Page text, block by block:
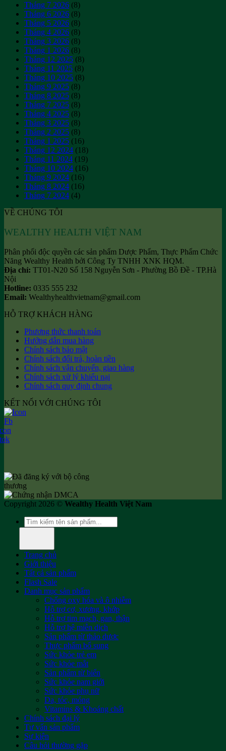
Tháng 7 2026 (8)
Tháng 6 2026 (8)
Tháng 5 2026 (8)
Tháng 4 2026 (8)
Tháng 3 2026 (8)
Tháng 1 2026 (8)
Tháng 12 2025 (8)
Tháng 11 2025 (8)
Tháng 10 2025 (8)
Tháng 9 2025 (8)
Tháng 8 2025 (8)
Tháng 7 2025 (8)
Tháng 4 2025 (8)
Tháng 3 2025 (8)
Tháng 2 2025 (8)
Tháng 1 2025 (16)
Tháng 12 2024 (18)
Tháng 11 2024 (19)
Tháng 10 2024 (16)
Tháng 9 2024 (16)
Tháng 8 2024 (16)
Tháng 7 2024 (4)
VỀ CHÚNG TÔI
WEALTHY HEALTH VIỆT NAM
Phân phối độc quyền các sản phẩm Dược Phẩm, Thực Phẩm Chức
Năng Wealthy Health bởi Công Ty TNHH XNK HQM.
Địa chỉ: TT01-N20 Số 158 Nguyễn Sơn - Phường Bồ Đề - TP.Hà
Nội
Hotline: 0335 555 232
Email: Wealthyhealthvietnam@gmail.com
HỖ TRỢ KHÁCH HÀNG
Phương thức thanh toán
Hướng dẫn mua hàng
Chính sách bảo mật
Chính sách đổi trả, hoàn tiền
Chính sách vận chuyển, giao hàng
Chính sách xử lý khiếu nại
Chính sách quy định chung
KẾT NỐI VỚI CHÚNG TÔI
Copyright 2026 © Wealthy Health Việt Nam
Tìm
kiếm:
Trang chủ
Giới thiệu
Tất cả sản phẩm
Flash Sale
Danh mục sản phẩm
Chống oxy hóa và ô nhiễm
Hỗ trợ cơ, xương, khớp
Hỗ trợ tim mạch, gan, thận
Hỗ trợ hệ miễn dịch
Sản phẩm từ thảo dược
Thực phẩm bổ sung
Sức khỏe trẻ em
Sức khỏe mắt
Sản phẩm từ biển
Sức khỏe nam giới
Sức khỏe phụ nữ
Da, tóc, móng
Vitamins & Khoáng chất
Chính sách đại lý
Tư vấn sản phẩm
Sự kiện
Câu hỏi thường gặp